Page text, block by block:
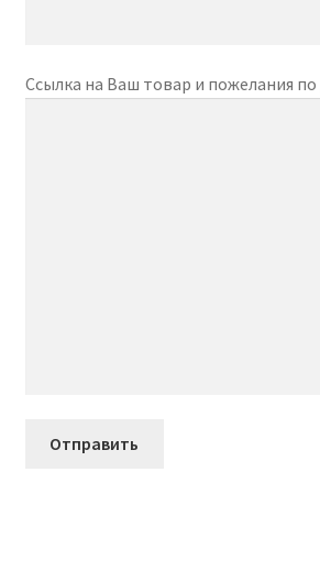
Ссылка на Ваш товар и пожелания по